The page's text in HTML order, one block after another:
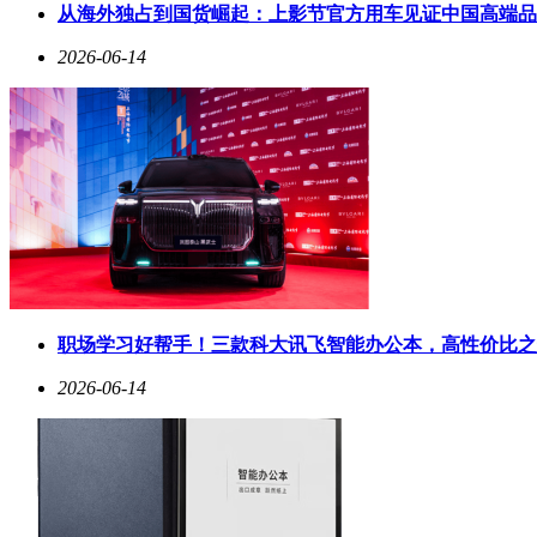
从海外独占到国货崛起：上影节官方用车见证中国高端
2026-06-14
职场学习好帮手！三款科大讯飞智能办公本，高性价比
2026-06-14